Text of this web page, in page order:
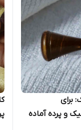
برای
و پرده آماده